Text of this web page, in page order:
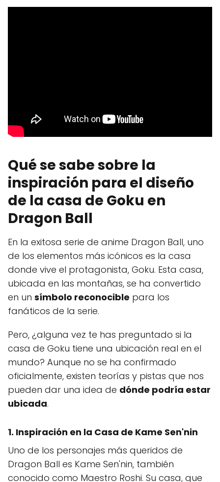
Qué se sabe sobre la
inspiración para el diseño
de la casa de Goku en
Dragon Ball
En la exitosa serie de anime Dragon Ball, uno
de los elementos más icónicos es la casa
donde vive el protagonista, Goku. Esta casa,
ubicada en las montañas, se ha convertido
en un símbolo reconocible para los
fanáticos de la serie.
Pero, ¿alguna vez te has preguntado si la
casa de Goku tiene una ubicación real en el
mundo? Aunque no se ha confirmado
oficialmente, existen teorías y pistas que nos
pueden dar una idea de dónde podría estar
ubicada.
1. Inspiración en la Casa de Kame Sen'nin
Uno de los personajes más queridos de
Dragon Ball es Kame Sen'nin, también
conocido como Maestro Roshi. Su casa, que